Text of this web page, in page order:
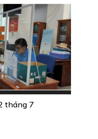
tháng 7